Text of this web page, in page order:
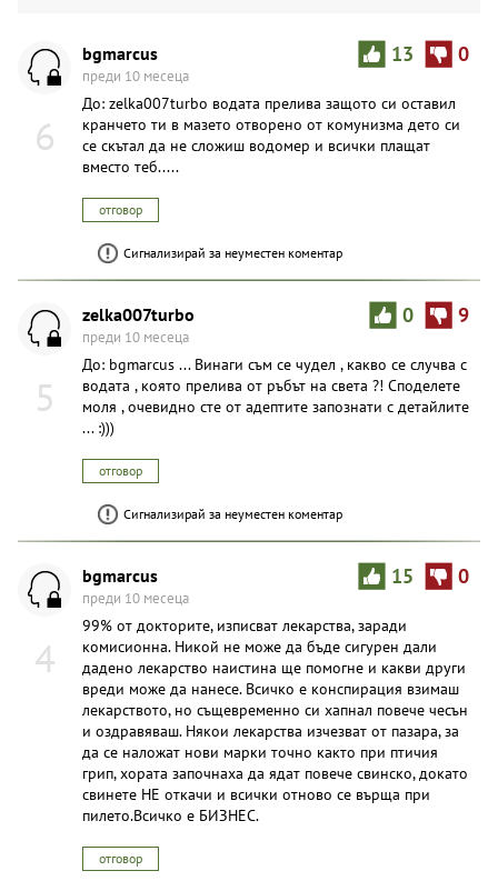
6
13 0
bgmarcus
преди 10 месеца
До: zelka007turbo водата прелива защото си оставил
кранчето ти в мазето отворено от комунизма дето си
се скътал да не сложиш водомер и всички плащат
вместо теб.....
отговор
Сигнализирай за неуместен коментар
5
0 9
zelka007turbo
преди 10 месеца
До: bgmarcus ... Винаги съм се чудел , какво се случва с
водата , която прелива от ръбът на света ?! Споделете
моля , очевидно сте от адептите запознати с детайлите
... :)))
отговор
Сигнализирай за неуместен коментар
4
15 0
bgmarcus
преди 10 месеца
99% от докторите, изписват лекарства, заради
комисионна. Никой не може да бъде сигурен дали
дадено лекарство наистина ще помогне и какви други
вреди може да нанесе. Всичко е конспирация взимаш
лекарството, но същевременно си хапнал повече чесън
и оздравяваш. Някои лекарства изчезват от пазара, за
да се наложат нови марки точно както при птичия
грип, хората започнаха да ядат повече свинско, докато
свинете НЕ откачи и всички отново се върща при
пилето.Всичко е БИЗНЕС.
отговор